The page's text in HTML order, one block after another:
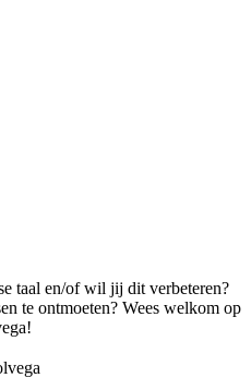
taal en/of wil jij dit verbeteren?
te ontmoeten? Wees welkom op